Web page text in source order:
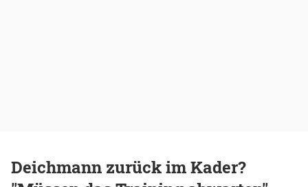
Deichmann zurück im Kader?